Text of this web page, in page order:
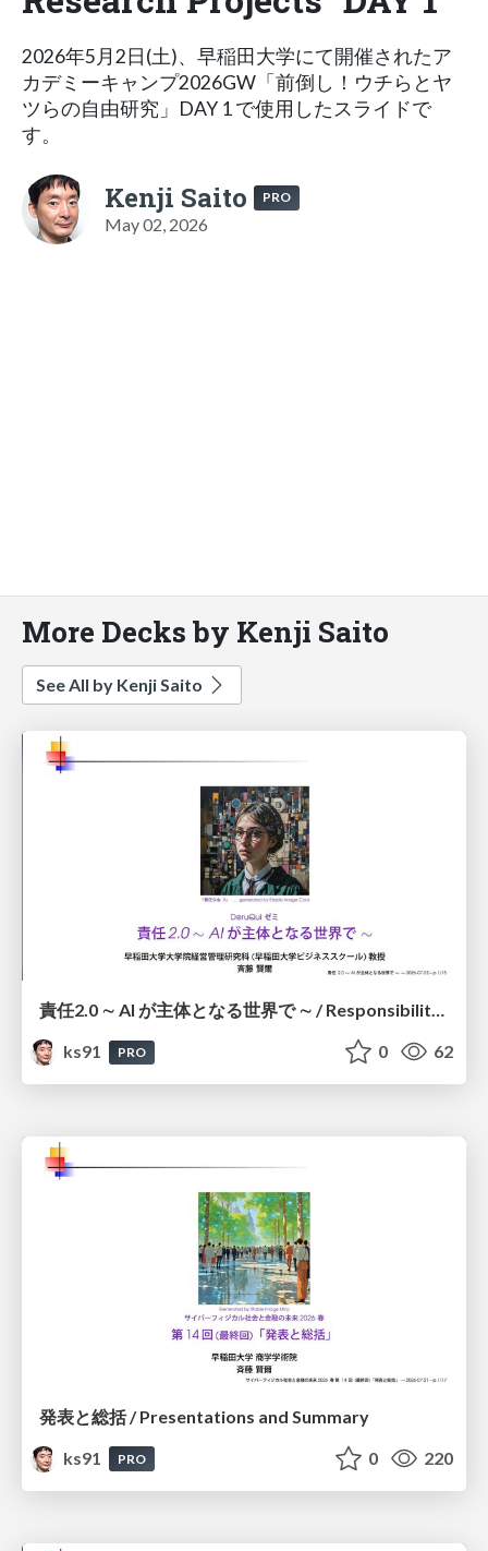
2026年5月2日(土)、早稲田大学にて開催されたア
カデミーキャンプ2026GW「前倒し！ウチらとヤ
ツらの自由研究」DAY 1 で使用したスライドで
す。
Kenji Saito PRO
May 02, 2026
More Decks by Kenji Saito
See All by Kenji Saito
責任2.0 ∼ AI が主体となる世界で ∼ / Responsibility 2.0: In a World Where AI Takes Responsibilities
ks91
PRO 0 62
発表と総括 / Presentations and Summary
ks91
PRO 0 220